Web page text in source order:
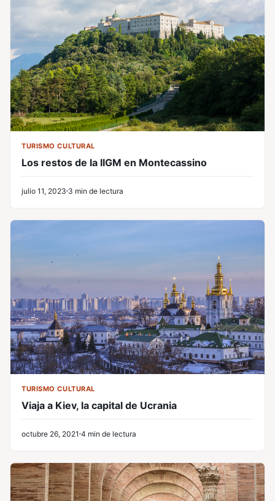
TURISMO CULTURAL
Los restos de la IIGM en Montecassino
julio 11, 2023 3 min de lectura
TURISMO CULTURAL
Viaja a Kiev, la capital de Ucrania
octubre 26, 2021 4 min de lectura